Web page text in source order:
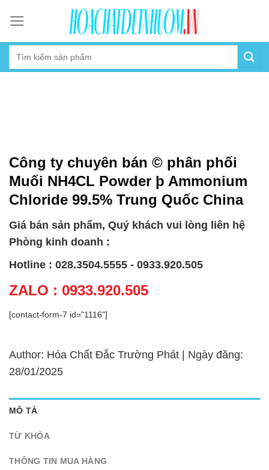
content
Công ty chuyên bán © phân phối
Muối NH4CL Powder þ Ammonium
Chloride 99.5% Trung Quốc China
Giá bán sản phẩm, Quý khách vui lòng liên hệ
Phòng kinh doanh :
Hotline : 028.3504.5555 - 0933.920.505
ZALO : 0933.920.505
[contact-form-7 id="1116"]
Author: Hóa Chất Đắc Trường Phát | Ngày đăng:
28/01/2025
MÔ TẢ
TỪ KHÓA
THÔNG TIN MUA HÀNG